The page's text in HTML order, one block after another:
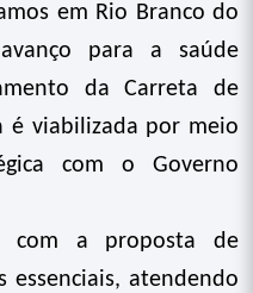
em Rio Branco do
para a saúde
da Carreta de
é viabilizada por meio
com o Governo
com a proposta de
essenciais, atendendo